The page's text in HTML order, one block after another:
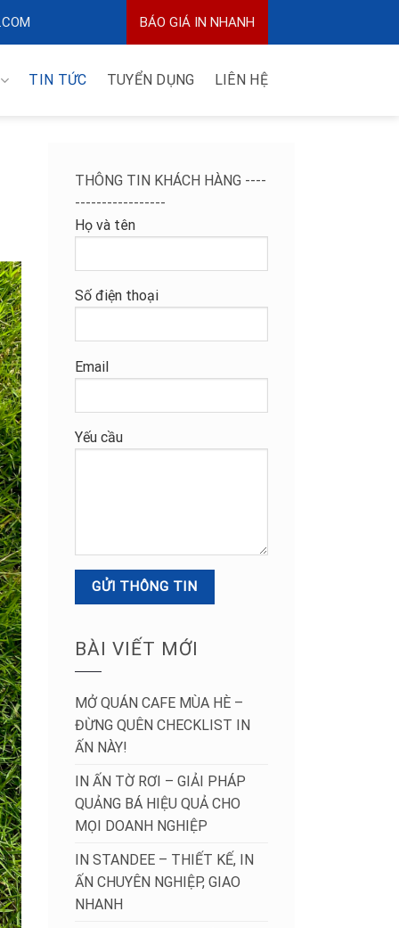
BÁO GIÁ IN NHANH
TIN TỨC TUYỂN DỤNG LIÊN HỆ
THÔNG TIN KHÁCH HÀNG ----
-----------------
Họ và tên
Số điện thoại
Email
Yếu cầu
BÀI VIẾT MỚI
MỞ QUÁN CAFE MÙA HÈ –
ĐỪNG QUÊN CHECKLIST IN
ẤN NÀY!
IN ẤN TỜ RƠI – GIẢI PHÁP
QUẢNG BÁ HIỆU QUẢ CHO
MỌI DOANH NGHIỆP
IN STANDEE – THIẾT KẾ, IN
ẤN CHUYÊN NGHIỆP, GIAO
NHANH